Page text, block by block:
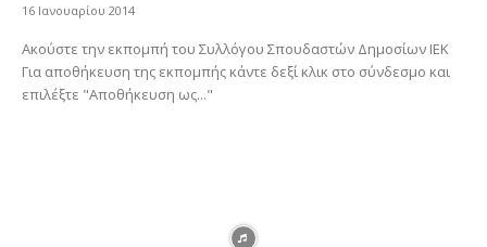
16 Ιανουαρίου 2014
Ακούστε την εκπομπή του Συλλόγου Σπουδαστών Δημοσίων ΙΕΚ
Για αποθήκευση της εκπομπής κάντε δεξί κλικ στο σύνδεσμο και
επιλέξτε "Αποθήκευση ως..."